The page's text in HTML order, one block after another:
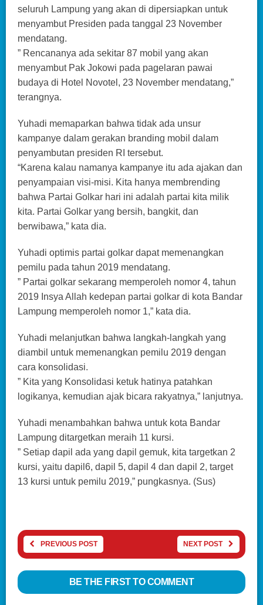
seluruh Lampung yang akan di dipersiapkan untuk
menyambut Presiden pada tanggal 23 November
mendatang.
” Rencananya ada sekitar 87 mobil yang akan
menyambut Pak Jokowi pada pagelaran pawai
budaya di Hotel Novotel, 23 November mendatang,”
terangnya.
Yuhadi memaparkan bahwa tidak ada unsur
kampanye dalam gerakan branding mobil dalam
penyambutan presiden RI tersebut.
“Karena kalau namanya kampanye itu ada ajakan dan
penyampaian visi-misi. Kita hanya membrending
bahwa Partai Golkar hari ini adalah partai kita milik
kita. Partai Golkar yang bersih, bangkit, dan
berwibawa,” kata dia.
Yuhadi optimis partai golkar dapat memenangkan
pemilu pada tahun 2019 mendatang.
” Partai golkar sekarang memperoleh nomor 4, tahun
2019 Insya Allah kedepan partai golkar di kota Bandar
Lampung memperoleh nomor 1,” kata dia.
Yuhadi melanjutkan bahwa langkah-langkah yang
diambil untuk memenangkan pemilu 2019 dengan
cara konsolidasi.
” Kita yang Konsolidasi ketuk hatinya patahkan
logikanya, kemudian ajak bicara rakyatnya,” lanjutnya.
Yuhadi menambahkan bahwa untuk kota Bandar
Lampung ditargetkan meraih 11 kursi.
” Setiap dapil ada yang dapil gemuk, kita targetkan 2
kursi, yaitu dapil6, dapil 5, dapil 4 dan dapil 2, target
13 kursi untuk pemilu 2019,” pungkasnya. (Sus)
PREVIOUS POST NEXT POST
BE THE FIRST TO COMMENT